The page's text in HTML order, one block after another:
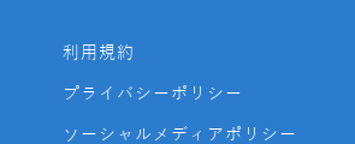
利用規約
プライバシーポリシー
ソーシャルメディアポリシー